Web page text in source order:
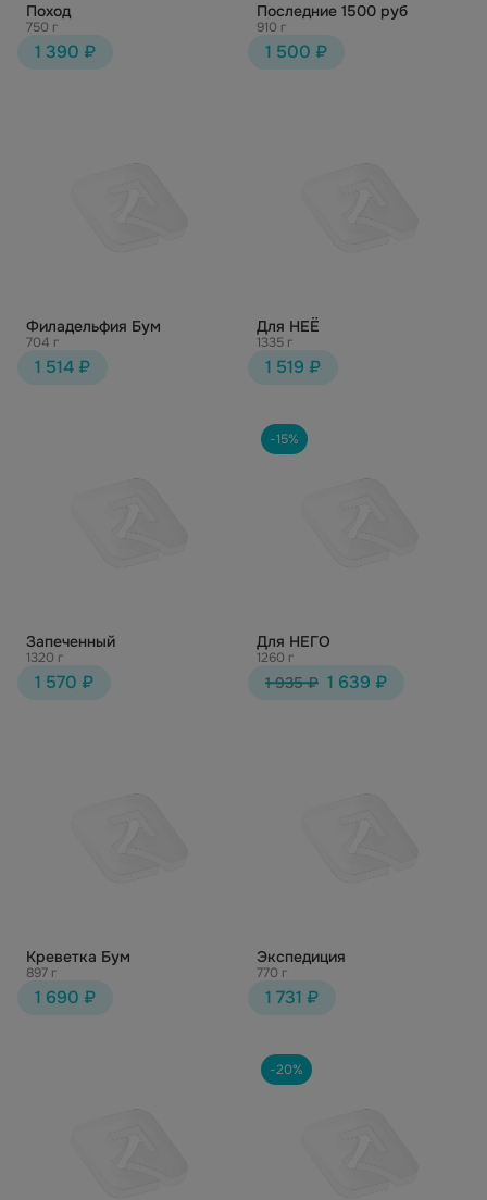
Поход
750 г
1 390 ₽
Последние 1500 руб
910 г
1 500 ₽
Филадельфия Бум
704 г
1 514 ₽
Для НЕЁ
1335 г
1 519 ₽
Запеченный
1320 г
1 570 ₽
-15%
Для НЕГО
1260 г
1 935 ₽ 1 639 ₽
Креветка Бум
897 г
1 690 ₽
Экспедиция
770 г
1 731 ₽
-20%